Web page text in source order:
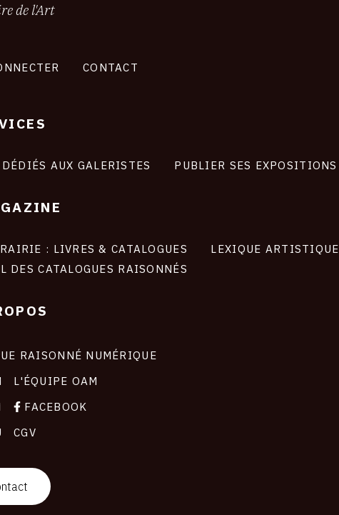
de l'Art
CONTACT
AUX GALERISTES PUBLIER SES EXPOSITIONS
: LIVRES & CATALOGUES
LEXIQUE ARTISTIQUE
CATALOGUES RAISONNÉS
RAISONNÉ NUMÉRIQUE
L'ÉQUIPE OAM
FACEBOOK
CGV